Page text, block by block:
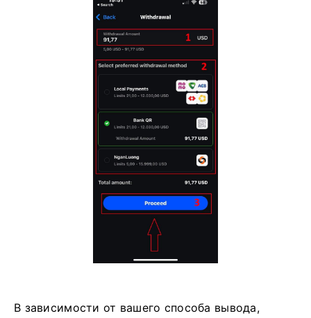
После завершения нажмите
чтобы перейти на следующую страницу.